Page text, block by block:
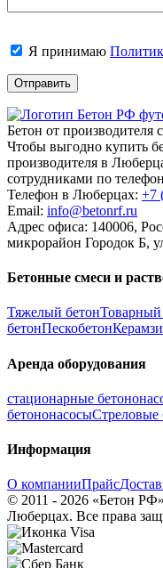
Я принимаю
Бетон от производителя
Чтобы выгодно купить
производителя в
сотрудниками по
Телефон в Люберцах: +7
Email: info@betonrf.ru
Адрес офиса: 140006,
микрорайон Городок Б,
Бетонные смеси и
Тяжелый бетонТоварный
бетонПескобетон
Аренда оборудования
стационарные
бетононасосыСтреловые
Информация
О компанииПрайс
© 2011 - 2026 «Бетон РФ»
Люберцах. Все права